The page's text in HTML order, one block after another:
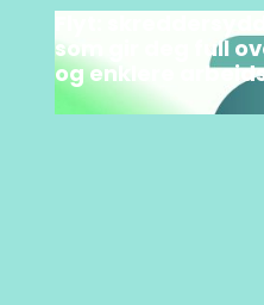
som gir deg full
og enklere